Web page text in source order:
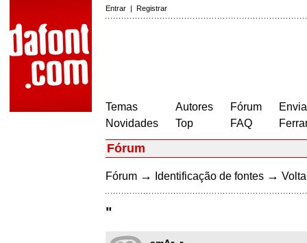
Entrar | Registrar
Temas
Novidades
Autores
Top
Fórum
FAQ
Fórum
Fórum → Identificação de fontes →
"